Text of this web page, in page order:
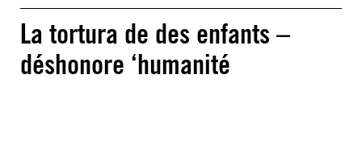
La tortura de des enfants –
déshonore ‘humanité